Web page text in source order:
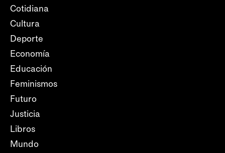
Cotidiana
Cultura
Deporte
Economía
Educación
Feminismos
Futuro
Justicia
Libros
Mundo